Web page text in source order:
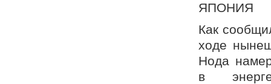
ЯПОНИЯ
Как
ходе
Нода
в